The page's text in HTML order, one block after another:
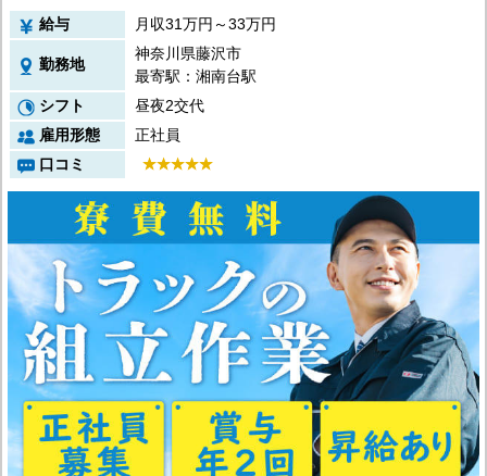
給与 月収31万円～33万円
勤務地
神奈川県藤沢市
最寄駅：湘南台駅
シフト
昼夜2交代
雇用形態
正社員
口コミ